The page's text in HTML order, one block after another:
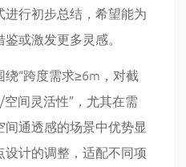
行初步总结，希望能为
或激发更多灵感。
“跨度需求≥6m，对截
间灵活性”，尤其在需
通透感的场景中优势显
计的调整，适配不同项